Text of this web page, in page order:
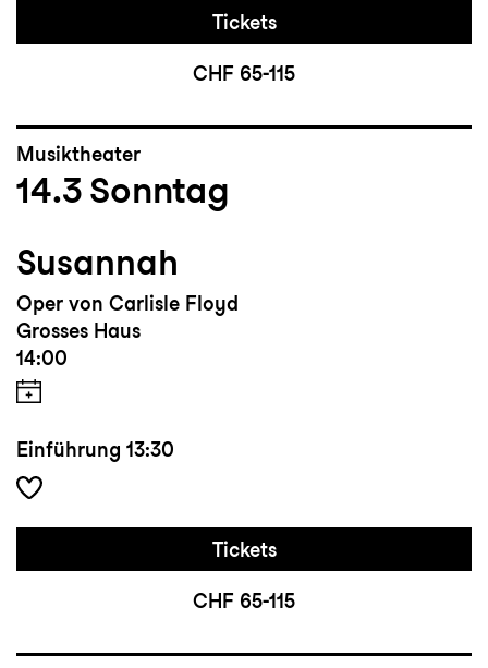
Tickets
CHF 65-115
Musiktheater
14.3 Sonntag
Susannah
Oper von Carlisle Floyd
Grosses Haus
14:00
Einführung 13:30
Tickets
CHF 65-115